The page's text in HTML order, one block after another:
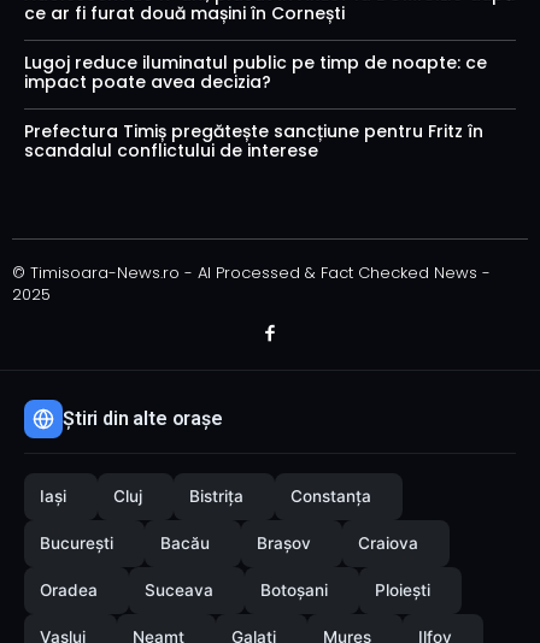
ce ar fi furat două mașini în Cornești
Lugoj reduce iluminatul public pe timp de noapte: ce
impact poate avea decizia?
Prefectura Timiș pregătește sancțiune pentru Fritz în
scandalul conflictului de interese
© Timisoara-News.ro - AI Processed & Fact Checked News -
2025
Știri din alte orașe
Iași Cluj Bistrița Constanța
București Bacău Brașov Craiova
Oradea Suceava Botoșani Ploiești
Vaslui Neamț Galați Mureș Ilfov